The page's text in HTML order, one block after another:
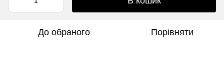
До обраного Порівняти